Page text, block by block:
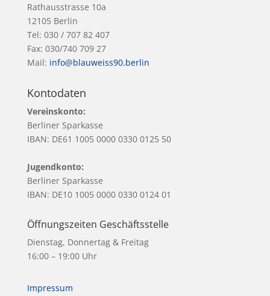
Rathausstrasse 10a
12105 Berlin
Tel: 030 / 707 82 407
Fax: 030/740 709 27
Mail: info@blauweiss90.berlin
Kontodaten
Vereinskonto:
Berliner Sparkasse
IBAN: DE61 1005 0000 0330 0125 50
Jugendkonto:
Berliner Sparkasse
IBAN: DE10 1005 0000 0330 0124 01
Öffnungszeiten Geschäftsstelle
Dienstag, Donnertag & Freitag
16:00 – 19:00 Uhr
Impressum